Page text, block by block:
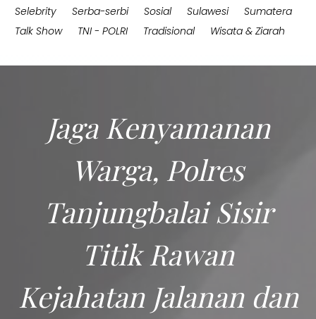
Selebrity
Serba-serbi Sosial Sulawesi
Sumatera
Talk Show
TNI - POLRI Tradisional Wisata & Ziarah
Jaga Kenyamanan
Warga, Polres
Tanjungbalai Sisir
Titik Rawan
Kejahatan Jalanan dan